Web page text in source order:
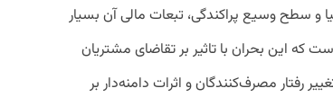
سطح وسیع پراکندگی، تبعات مالی آن بسیار
این بحران با تاثیر بر تقاضای مشتریان
رفتار مصرف‌کنندگان و اثرات دامنه‌دار بر